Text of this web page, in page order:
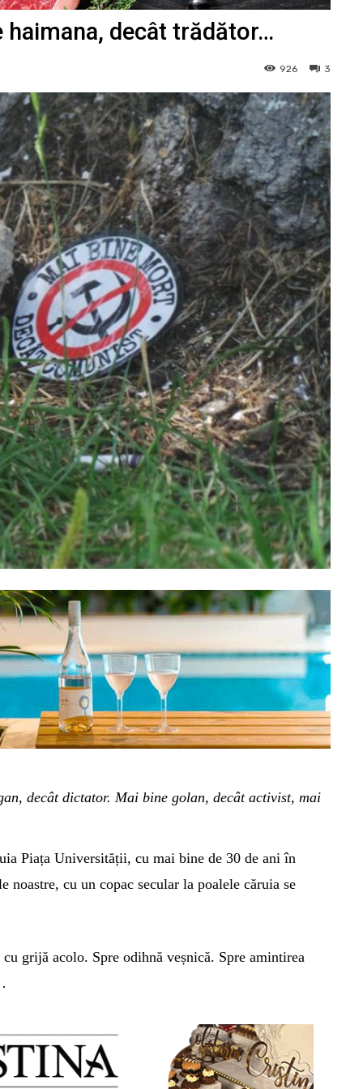
haimana, decât trădător…
3
926
decât dictator. Mai bine golan, decât activist, mai
Piața Universității, cu mai bine de 30 de ani în
cu un copac secular la poalele căruia se
cu grijă acolo. Spre odihnă veșnică. Spre amintirea